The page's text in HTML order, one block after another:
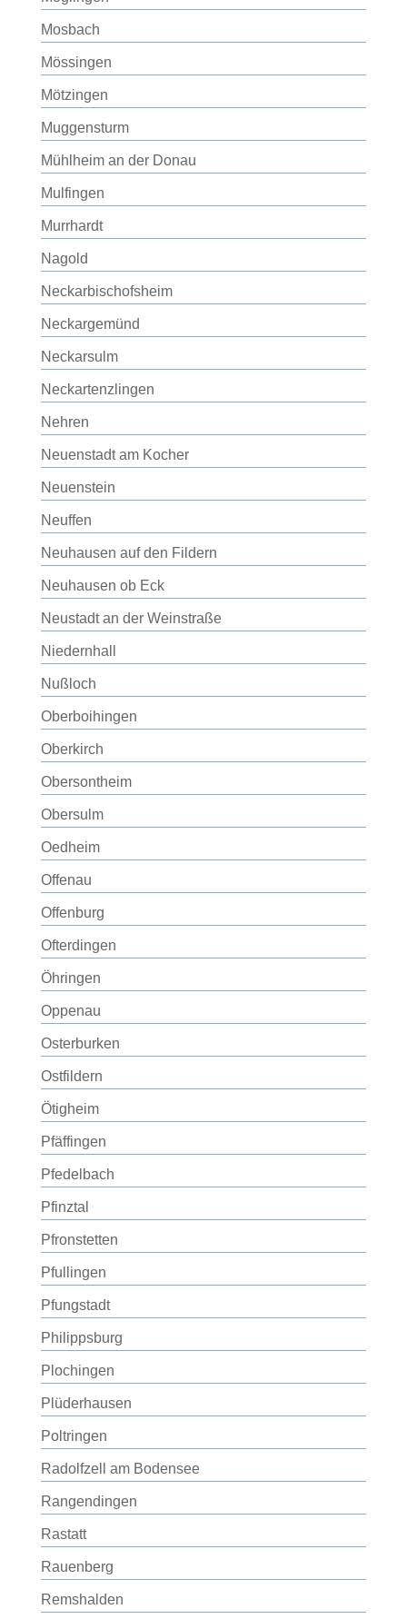
Mosbach
Mössingen
Mötzingen
Muggensturm
Mühlheim an der Donau
Mulfingen
Murrhardt
Nagold
Neckarbischofsheim
Neckargemünd
Neckarsulm
Neckartenzlingen
Nehren
Neuenstadt am Kocher
Neuenstein
Neuffen
Neuhausen auf den Fildern
Neuhausen ob Eck
Neustadt an der Weinstraße
Niedernhall
Nußloch
Oberboihingen
Oberkirch
Obersontheim
Obersulm
Oedheim
Offenau
Offenburg
Ofterdingen
Öhringen
Oppenau
Osterburken
Ostfildern
Ötigheim
Pfäffingen
Pfedelbach
Pfinztal
Pfronstetten
Pfullingen
Pfungstadt
Philippsburg
Plochingen
Plüderhausen
Poltringen
Radolfzell am Bodensee
Rangendingen
Rastatt
Rauenberg
Remshalden